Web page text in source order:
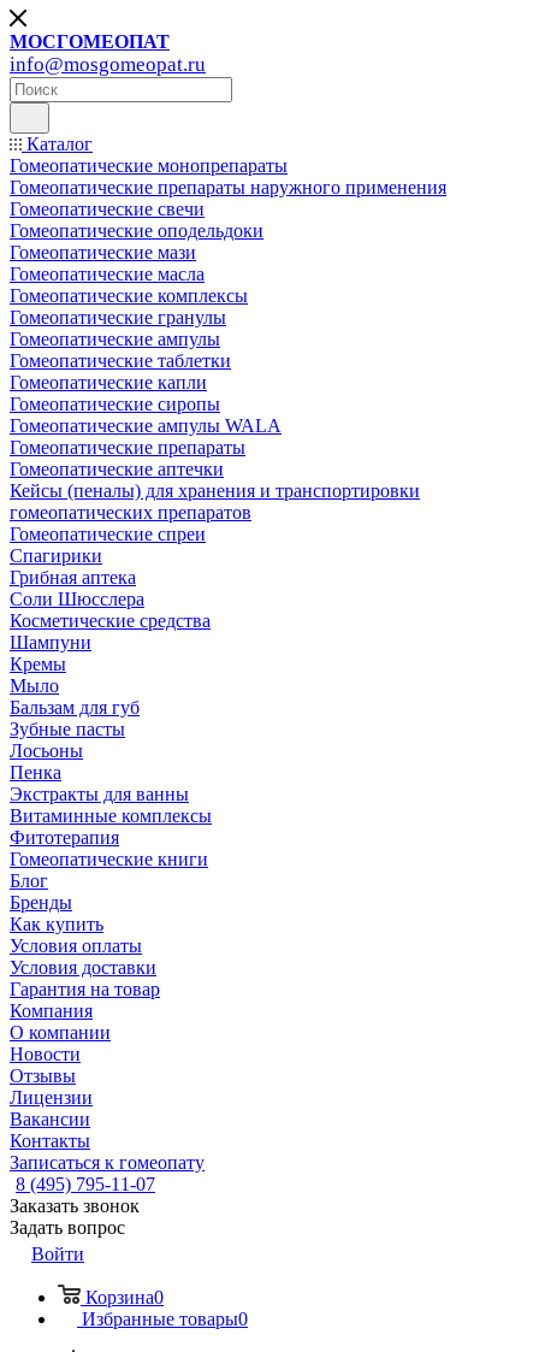
МОСГОМЕОПАТ
info@mosgomeopat.ru
Каталог
Гомеопатические монопрепараты
Гомеопатические препараты наружного применения
Гомеопатические свечи
Гомеопатические оподельдоки
Гомеопатические мази
Гомеопатические масла
Гомеопатические комплексы
Гомеопатические гранулы
Гомеопатические ампулы
Гомеопатические таблетки
Гомеопатические капли
Гомеопатические сиропы
Гомеопатические ампулы WALA
Гомеопатические препараты
Гомеопатические аптечки
Кейсы (пеналы) для хранения и транспортировки
гомеопатических препаратов
Гомеопатические спреи
Спагирики
Грибная аптека
Соли Шюсслера
Косметические средства
Шампуни
Кремы
Мыло
Бальзам для губ
Зубные пасты
Лосьоны
Пенка
Экстракты для ванны
Витаминные комплексы
Фитотерапия
Гомеопатические книги
Блог
Бренды
Как купить
Условия оплаты
Условия доставки
Гарантия на товар
Компания
О компании
Новости
Отзывы
Лицензии
Вакансии
Контакты
Записаться к гомеопату
8 (495) 795-11-07
Заказать звонок
Задать вопрос
Войти
Корзина0
Избранные товары0